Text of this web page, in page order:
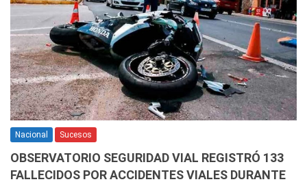
Nacional Sucesos
OBSERVATORIO SEGURIDAD VIAL REGISTRÓ 133
FALLECIDOS POR ACCIDENTES VIALES DURANTE